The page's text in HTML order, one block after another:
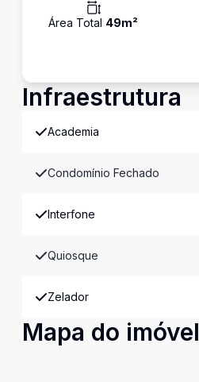
Área Total 49m²
Infraestrutura
Academia
Condomínio Fechado
Interfone
Quiosque
Zelador
Mapa do imóvel